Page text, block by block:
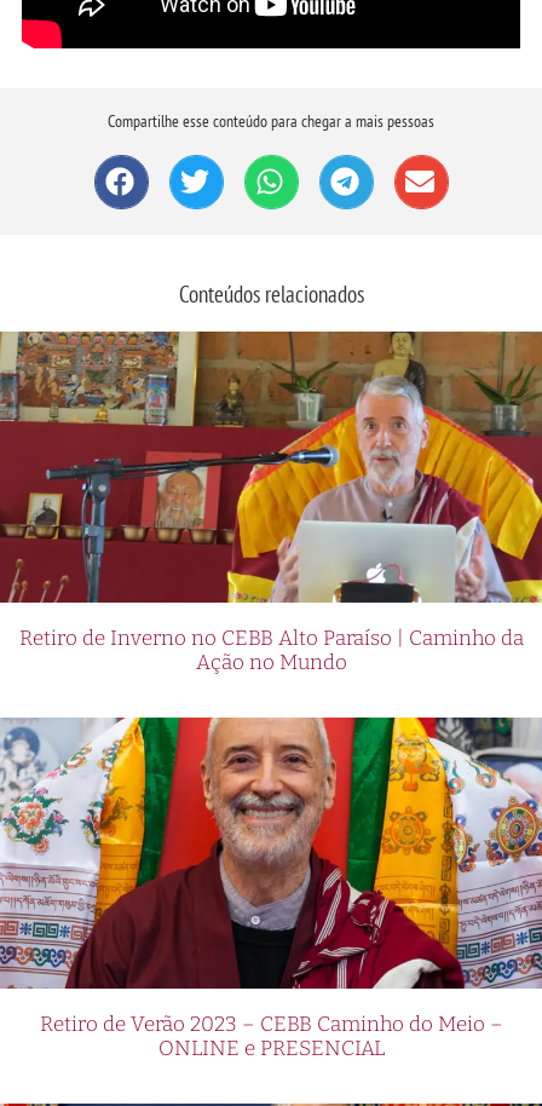
Compartilhe esse conteúdo para chegar a mais pessoas
Conteúdos relacionados
Retiro de Inverno no CEBB Alto Paraíso | Caminho da
Ação no Mundo
Retiro de Verão 2023 – CEBB Caminho do Meio –
ONLINE e PRESENCIAL